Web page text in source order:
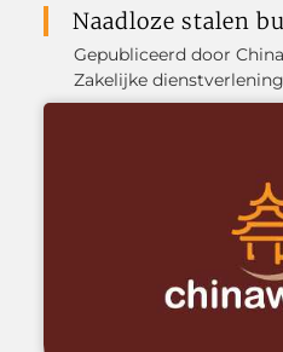
Naadloze stalen
Gepubliceerd door
Zakelijke dienstverlening